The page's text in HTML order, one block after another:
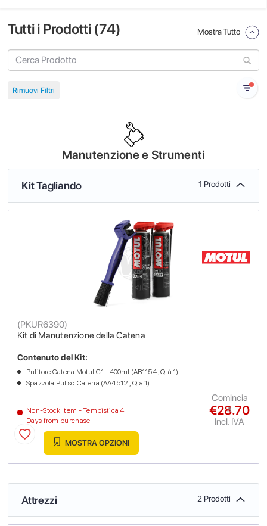
Tutti i Prodotti (74) Mostra Tutto
Manutenzione e Strumenti
Kit Tagliando 1 Prodotti
Kit di Manutenzione della Catena
(PKUR6390)
Non-Stock Item - Tempistica 4
Days from purchase
Contenuto del Kit:
Pulitore Catena Motul C1 - 400ml (AB1154 , Qtà 1)
Spazzola PulisciCatena (AA4512 , Qtà 1)
€28.70
Incl. IVA
Comincia
a
MOSTRA OPZIONI
Attrezzi 2 Prodotti